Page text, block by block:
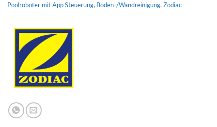
Poolroboter mit App Steuerung, Boden-/Wandreinigung, Zodiac